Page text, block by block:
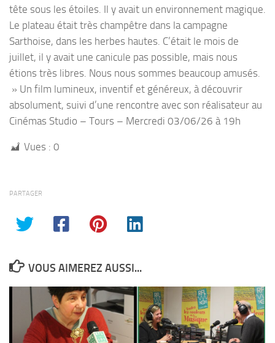
tête sous les étoiles. Il y avait un environnement magique.
Le plateau était très champêtre dans la campagne
Sarthoise, dans les herbes hautes. C’était le mois de
juillet, il y avait une canicule pas possible, mais nous
étions très libres. Nous nous sommes beaucoup amusés.
» Un film lumineux, inventif et généreux, à découvrir
absolument, suivi d’une rencontre avec son réalisateur au
Cinémas Studio – Tours – Mercredi 03/06/26 à 19h
Vues : 0
PARTAGER
VOUS AIMEREZ AUSSI...